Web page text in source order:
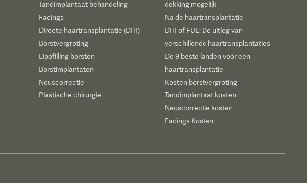
Tandimplantaat behandeling
Facings
Directe haartransplantatie (DHI)
Borstvergroting
Lipofilling borsten
Borstimplantaten
Neuscorrectie
Plastische chirurgie
dekking mogelijk
Na de haartransplantatie
DHI of FUE: De uitleg van
verschillende haartransplantaties
De 9 beste landen voor een
haartransplantatie
Kosten borstvergroting
Tandimplantaat kosten
Neuscorrectie kosten
Facings Kosten